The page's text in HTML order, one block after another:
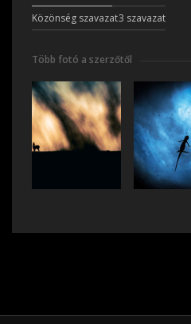
Közönség szavazat3 szavazat
Több fotó a szerzőtől